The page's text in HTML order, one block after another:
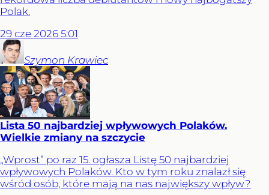
Polak.
29 cze 2026 5:01
Szymon Krawiec
Lista 50 najbardziej wpływowych Polaków.
Wielkie zmiany na szczycie
„Wprost” po raz 15. ogłasza Listę 50 najbardziej
wpływowych Polaków. Kto w tym roku znalazł się
wśród osób, które mają na nas największy wpływ?